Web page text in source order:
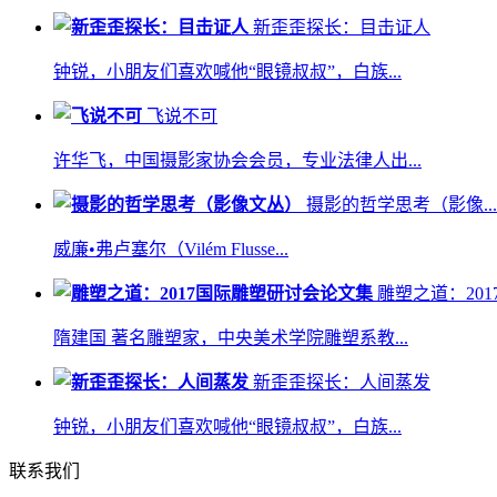
新歪歪探长：目击证人
钟锐，小朋友们喜欢喊他“眼镜叔叔”，白族...
飞说不可
许华飞，中国摄影家协会会员，专业法律人出...
摄影的哲学思考（影像...
威廉•弗卢塞尔（Vilém Flusse...
雕塑之道：
隋建国 著名雕塑家，中央美术学院雕塑系教...
新歪歪探长：人间蒸发
钟锐，小朋友们喜欢喊他“眼镜叔叔”，白族...
联系我们